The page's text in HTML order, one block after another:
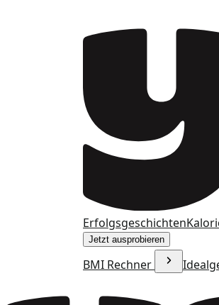
Erfolgsgeschichten
Jetzt ausprobieren
BMI Rechner